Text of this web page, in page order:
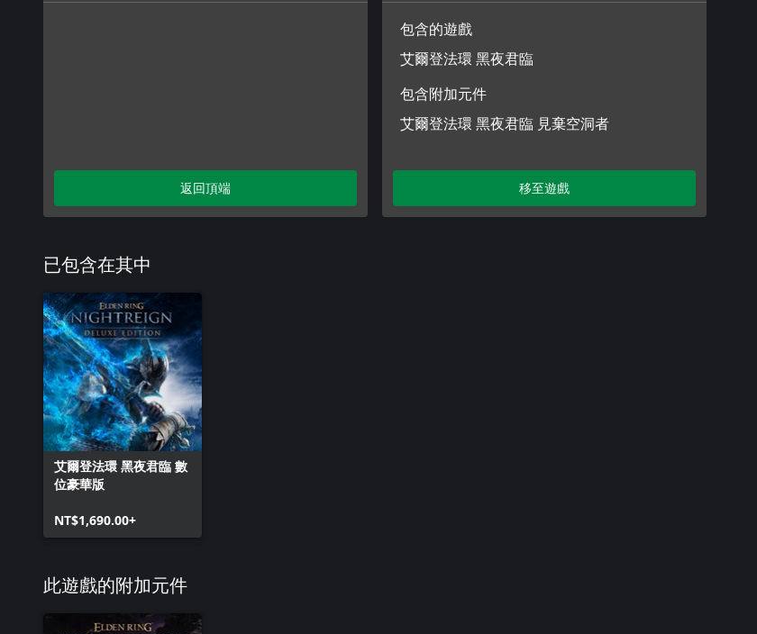
返回頂端
包含的遊戲
艾爾登法環 黑夜君臨
包含附加元件
艾爾登法環 黑夜君臨 見棄空洞者
移至遊戲
已包含在其中
艾爾登法環 黑夜君臨 數
位豪華版
NT$1,690.00+
此遊戲的附加元件